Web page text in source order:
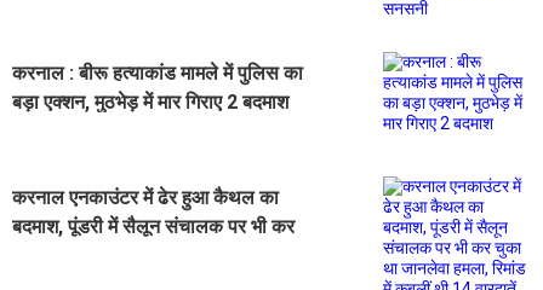
करनाल : बीरू हत्याकांड मामले में पुलिस का
बड़ा एक्शन, मुठभेड़ में मार गिराए 2 बदमाश
करनाल एनकाउंटर में ढेर हुआ कैथल का
बदमाश, पूंडरी में सैलून संचालक पर भी कर